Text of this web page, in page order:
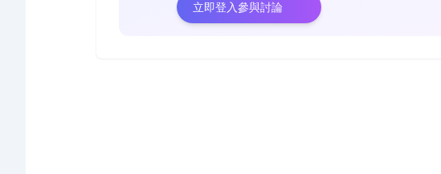
立即登入參與討論